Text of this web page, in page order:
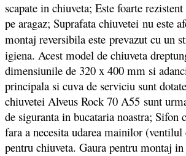
scapate in chiuveta; Este foarte
pe aragaz; Suprafata chiuvetei nu este
montaj reversibila este prevazut cu un
igiena. Acest model de chiuveta
dimensiunile de 320 x 400 mm si
principala si cuva de serviciu sunt
chiuvetei Alveus Rock 70 A55 sunt
de siguranta in bucataria noastra; Sifon
fara a necesita udarea mainilor
pentru chiuveta. Gaura pentru montaj